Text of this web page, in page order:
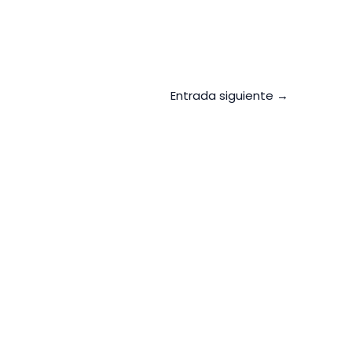
Entrada siguiente →